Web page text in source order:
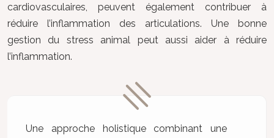
cardiovasculaires, peuvent également contribuer à
réduire l’inflammation des articulations. Une bonne
gestion du stress animal peut aussi aider à réduire
l’inflammation.
Une approche holistique combinant une